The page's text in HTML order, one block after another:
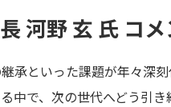
河野 玄 氏 コメ
承といった課題が年々深
中で、次の世代へどう引